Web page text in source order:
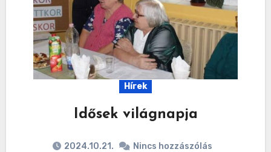
Hírek
Idősek világnapja
2024.10.21. Nincs hozzászólás